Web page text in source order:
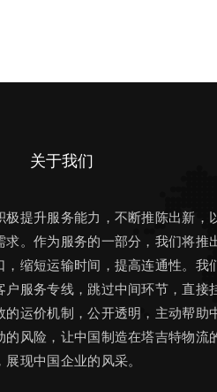
关于我们
极提升服务能力，不断推陈出新，
求。作为服务的一部分，我们将推
，缩短运输时间，提高连通性。我
户服务专线，跳过中间环节，直接
的运价机制，公开透明，主动帮助
的风险，让中国制造在塔吉特物流
现中国企业的风采。